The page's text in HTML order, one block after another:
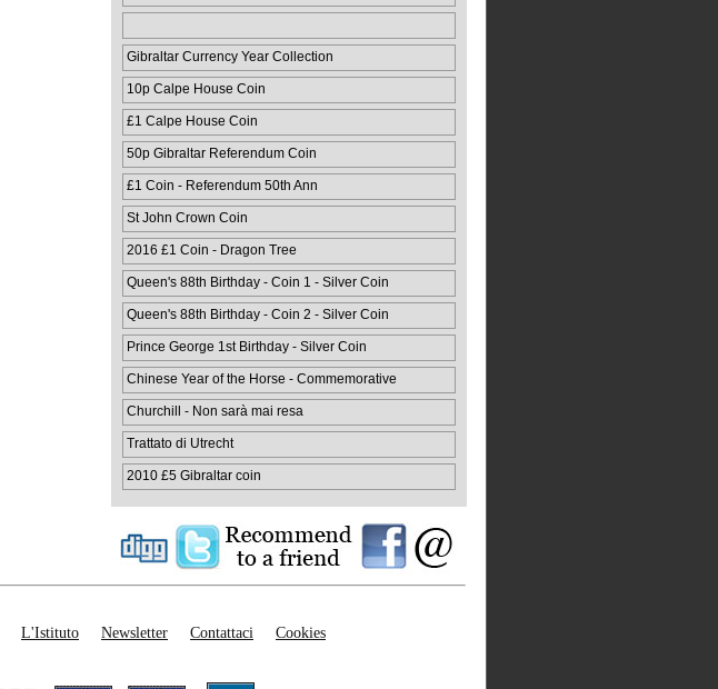
Gibraltar Currency Year Collection
10p Calpe House Coin
£1 Calpe House Coin
50p Gibraltar Referendum Coin
£1 Coin - Referendum 50th Ann
St John Crown Coin
2016 £1 Coin - Dragon Tree
Queen's 88th Birthday - Coin 1 - Silver Coin
Queen's 88th Birthday - Coin 2 - Silver Coin
Prince George 1st Birthday - Silver Coin
Chinese Year of the Horse - Commemorative
Churchill - Non sarà mai resa
Trattato di Utrecht
2010 £5 Gibraltar coin
L'Istituto Newsletter Contattaci
Cookies